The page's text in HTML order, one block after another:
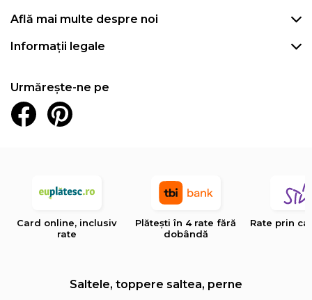
Află mai multe despre noi
Informații legale
Urmărește-ne pe
Card online, inclusiv
rate
Plătești în 4 rate fără
dobândă
Rate prin
Saltele, toppere saltea, perne